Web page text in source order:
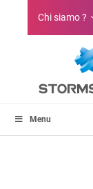
Chi siamo ?
Menu